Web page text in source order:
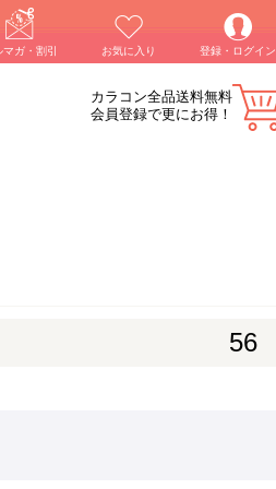
マガ・割引 お気に入り 登録・ログイン
カラコン全品送料無料
会員登録で更にお得！
56